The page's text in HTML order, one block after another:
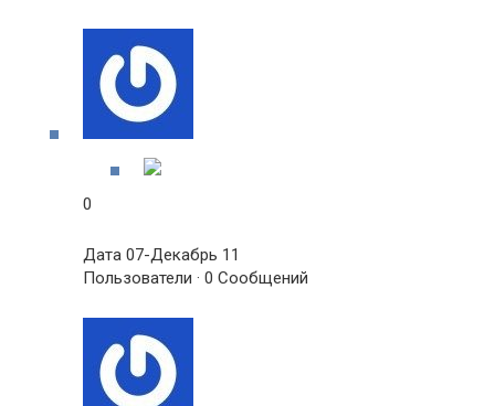
0
Дата 07-Декабрь 11
Пользователи · 0 Сообщений